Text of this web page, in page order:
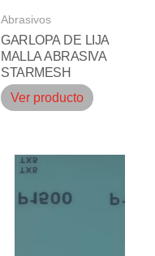
Abrasivos
GARLOPA DE LIJA
MALLA ABRASIVA
STARMESH
Ver producto